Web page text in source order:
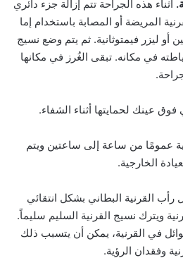
أثناء هذه الجراحة تتم إزالة جزء دائري
المريضة أو المصابة باستخدام إما
أو ليزر فيمتوثانية. ثم يتم وضع نسيج
في مكانه. تبقى الغُرز في مكانها
عينك لحمايتها أثناء الشفاء.
عمومًا من ساعة إلى ساعتين ويتم
الخارجية.
رأب القرنية البطاني بشكل انتقائي
ويترك نسيج القرنية السليم سليماً.
في القرنية، يمكن أن يتسبب ذلك
وفقدان الرؤية.